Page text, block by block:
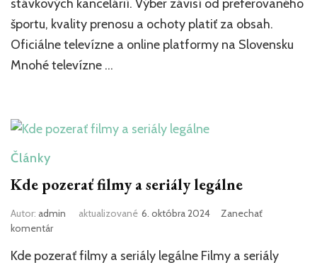
stávkových kancelárií. Výber závisí od preferovaného
športu, kvality prenosu a ochoty platiť za obsah.
Oficiálne televízne a online platformy na Slovensku
Mnohé televízne …
Články
Kde pozerať filmy a seriály legálne
Autor: admin aktualizované 6. októbra 2024
Zanechať
komentárk
Kde
Kde pozerať filmy a seriály legálne Filmy a seriály